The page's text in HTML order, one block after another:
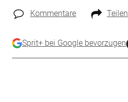
Kommentare Teilen
Sprit+ bei Google bevorzugen